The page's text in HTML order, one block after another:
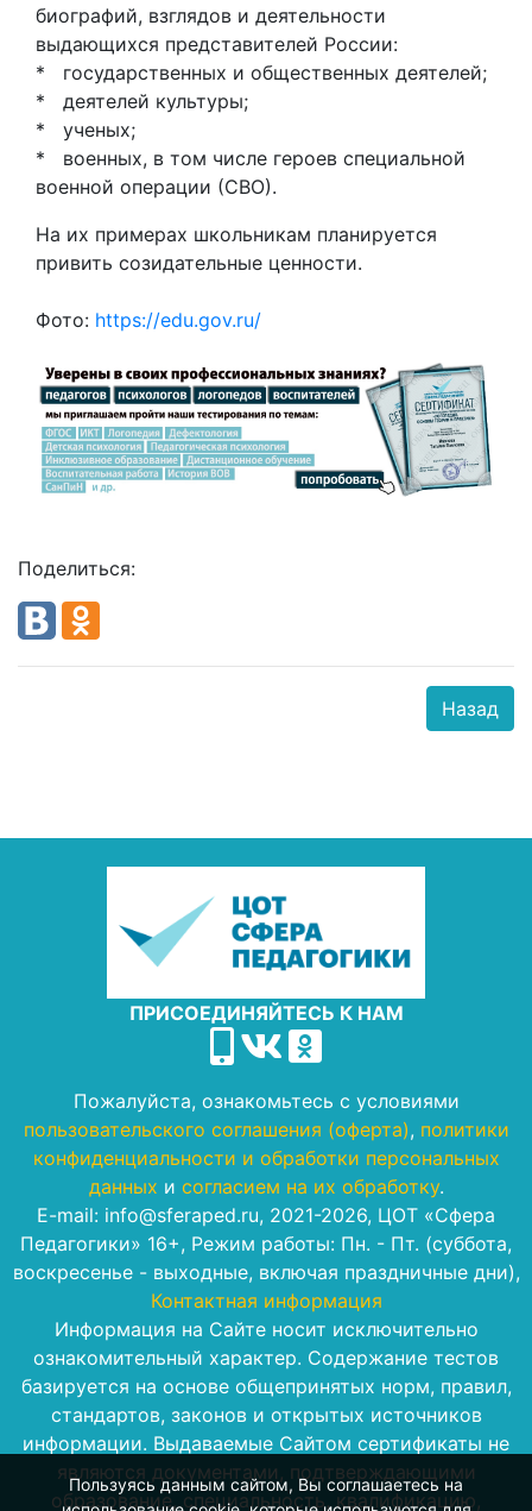
биографий, взглядов и деятельности
выдающихся представителей России:
* государственных и общественных деятелей;
* деятелей культуры;
* ученых;
* военных, в том числе героев специальной
военной операции (СВО).
На их примерах школьникам планируется
привить созидательные ценности.
Фото: https://edu.gov.ru/
Поделиться:
Назад
Пользуясь данным сайтом, Вы соглашаетесь на
ПРИСОЕДИНЯЙТЕСЬ К НАМ
Пожалуйста, ознакомьтесь с условиями
пользовательского соглашения (оферта), политики
конфиденциальности и обработки персональных
данных и согласием на их обработку.
E-mail: info@sferaped.ru, 2021-2026, ЦОТ «Сфера
Педагогики» 16+, Режим работы: Пн. - Пт. (суббота,
воскресенье - выходные, включая праздничные дни),
Контактная информация
Информация на Сайте носит исключительно
ознакомительный характер. Содержание тестов
базируется на основе общепринятых норм, правил,
стандартов, законов и открытых источников
информации. Выдаваемые Сайтом сертификаты не
являются документами, подтверждающими
образование, специальность, квалификацию,